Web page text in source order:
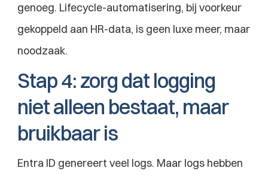
genoeg. Lifecycle-automatisering, bij voorkeur
gekoppeld aan HR-data, is geen luxe meer, maar
noodzaak.
Stap 4: zorg dat logging
niet alleen bestaat, maar
bruikbaar is
Entra ID genereert veel logs. Maar logs hebben